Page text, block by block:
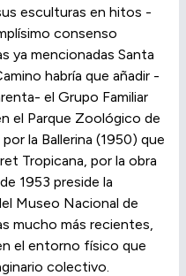
esculturas en hitos -
consenso
ya mencionadas Santa
habría que añadir -
el Grupo Familiar
el Parque Zoológico de
la Ballerina (1950) que
Tropicana, por la obra
1953 preside la
Museo Nacional de
mucho más recientes,
el entorno físico que
colectivo.